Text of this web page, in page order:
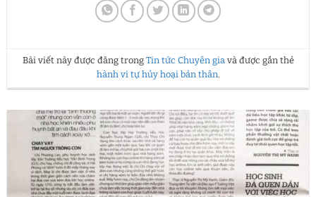
Bài viết này được đăng trong Tin tức Chuyên giavà được gắn thẻ
hành vi tự hủy hoại bản thân.